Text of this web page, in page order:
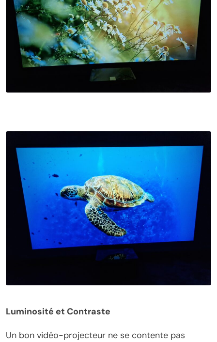
Luminosité et Contraste
Un bon vidéo-projecteur ne se contente pas